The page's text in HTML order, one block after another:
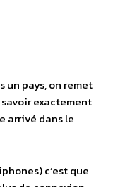
un pays, on remet
exactement
arrivé dans le
c’est que